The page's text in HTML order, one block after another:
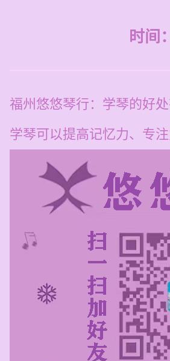
时间
福州悠悠琴行：学琴的好处
学琴可以提高记忆力、专